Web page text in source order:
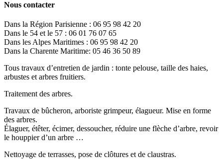
Nous contacter
Dans la Région Parisienne : 06 95 98 42 20
Dans le 54 et le 57 : 06 01 76 07 65
Dans les Alpes Maritimes : 06 95 98 42 20
Dans la Charente Maritime: 05 46 36 50 89
Tous travaux d’entretien de jardin : tonte pelouse, taille des haies,
arbustes et arbres fruitiers.
Traitement des arbres.
Travaux de bûcheron, arboriste grimpeur, élagueur. Mise en forme
des arbres.
Élaguer, étêter, écimer, dessoucher, réduire une flèche d’arbre, revoir
le houppier d’un arbre …
Nettoyage de terrasses, pose de clôtures et de claustras.